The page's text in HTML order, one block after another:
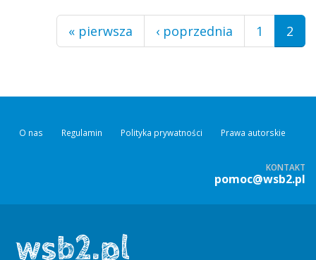
Strony
« pierwsza ‹ poprzednia 1 2
O nas Regulamin Polityka prywatności Prawa autorskie
KONTAKT
pomoc@wsb2.pl